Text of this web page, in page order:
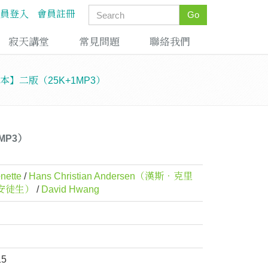
Go
登入 會員註冊
寂天講堂 常見問題 聯絡我們
】二版（25K+1MP3）
）
/ Hans Christian Andersen（漢斯．克里
徒生）
/ David Hwang